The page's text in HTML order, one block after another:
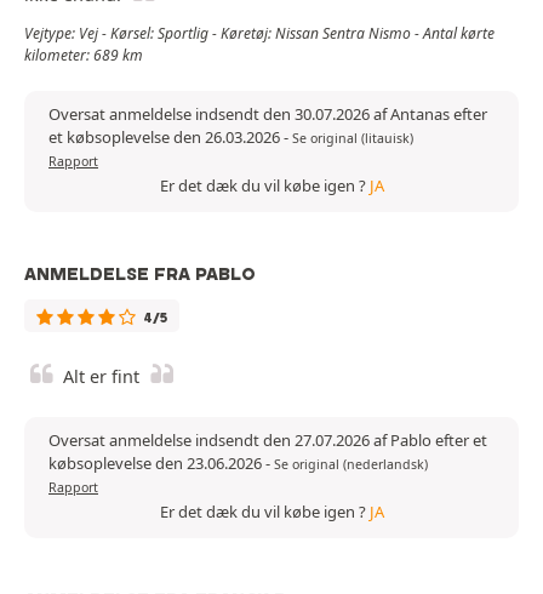
Vejtype: Vej - Kørsel: Sportlig - Køretøj: Nissan Sentra Nismo - Antal kørte
kilometer: 689 km
Oversat anmeldelse indsendt den 30.07.2026 af Antanas efter
et købsoplevelse den 26.03.2026- Se original (litauisk)
Rapport
Er det dæk du vil købe igen ? JA
ANMELDELSE FRA PABLO
4/5
Alt er fint
Oversat anmeldelse indsendt den 27.07.2026 af Pablo efter et
købsoplevelse den 23.06.2026- Se original (nederlandsk)
Rapport
Er det dæk du vil købe igen ? JA